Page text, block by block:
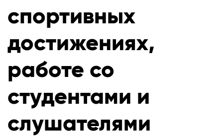
спортивных
достижениях,
работе со
студентами и
слушателями